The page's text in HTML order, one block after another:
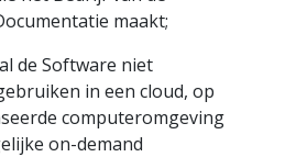
maakt;
de Software niet
in een cloud, op
computeromgeving
on-demand